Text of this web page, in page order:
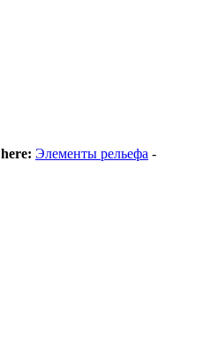
Элементы рельефа -